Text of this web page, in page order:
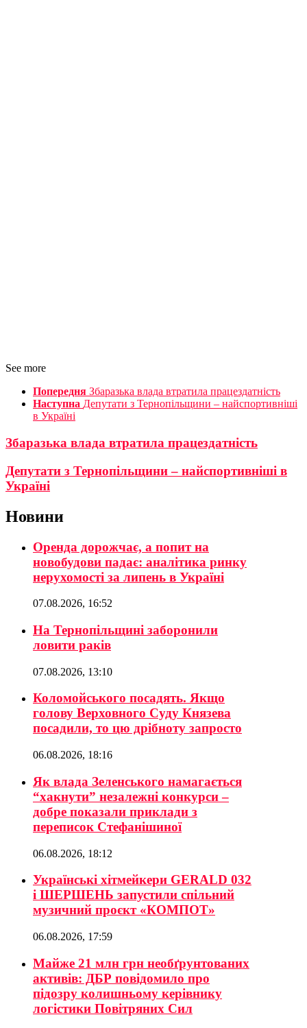
See more
Попередня Збаразька влада втратила працездатність
Наступна Депутати з Тернопільщини – найспортивніші
в Україні
Збаразька влада втратила працездатність
Депутати з Тернопільщини – найспортивніші в
Україні
Новини
Оренда дорожчає, а попит на
новобудови падає: аналітика ринку
нерухомості за липень в Україні
07.08.2026, 16:52
На Тернопільщині заборонили
ловити раків
07.08.2026, 13:10
Коломойського посадять. Якщо
голову Верховного Суду Князева
посадили, то цю дрібноту запросто
06.08.2026, 18:16
Як влада Зеленського намагається
“хакнути” незалежні конкурси –
добре показали приклади з
переписок Стефанішиної
06.08.2026, 18:12
Українські хітмейкери GERALD 032
і ШЕРШЕНЬ запустили спільний
музичний проєкт «КОМПОТ»
06.08.2026, 17:59
Майже 21 млн грн необґрунтованих
активів: ДБР повідомило про
підозру колишньому керівнику
логістики Повітряних Сил